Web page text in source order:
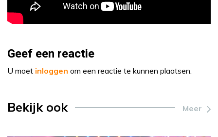
Geef een reactie
U moet inloggen om een reactie te kunnen plaatsen.
Bekijk ook Meer